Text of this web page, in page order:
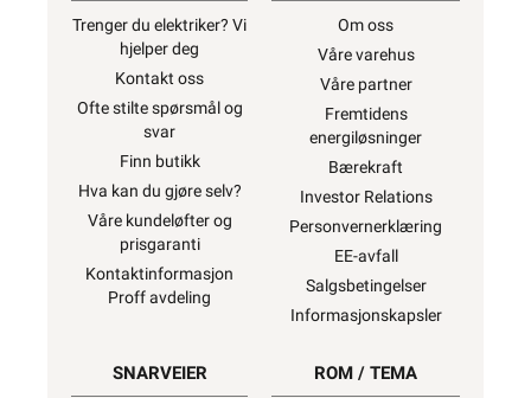
Trenger du elektriker? Vi
hjelper deg
Kontakt oss
Ofte stilte spørsmål og
svar
Finn butikk
Hva kan du gjøre selv?
Våre kundeløfter og
prisgaranti
Kontaktinformasjon
Proff avdeling
Om oss
Våre varehus
Våre partner
Fremtidens
energiløsninger
Bærekraft
Investor Relations
Personvernerklæring
EE-avfall
Salgsbetingelser
Informasjonskapsler
SNARVEIER ROM / TEMA